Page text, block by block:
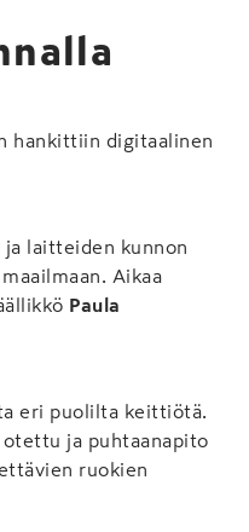
hankittiin digitaalinen
ja laitteiden kunnon
Aikaa
Paula
eri puolilta keittiötä.
ja puhtaanapito
ruokien